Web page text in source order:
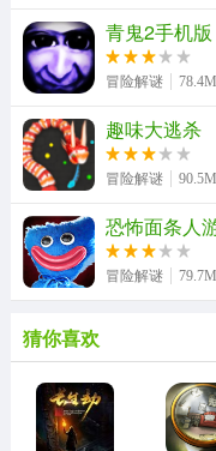
青鬼2手机版
冒险解谜
趣味大逃杀
冒险解谜
恐怖面条人
冒险解谜
猜你喜欢